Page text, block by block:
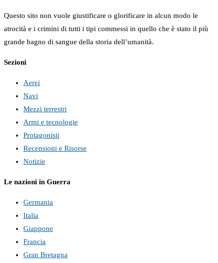
Questo sito non vuole giustificare o glorificare in alcun modo le
atrocità e i crimini di tutti i tipi commessi in quello che è stato il più
grande bagno di sangue della storia dell’umanità.
Sezioni
Aerei
Navi
Mezzi terrestri
Armi e tecnologie
Protagonisti
Recensioni e Risorse
Notizie
Le nazioni in Guerra
Germania
Italia
Giappone
Francia
Gran Bretagna